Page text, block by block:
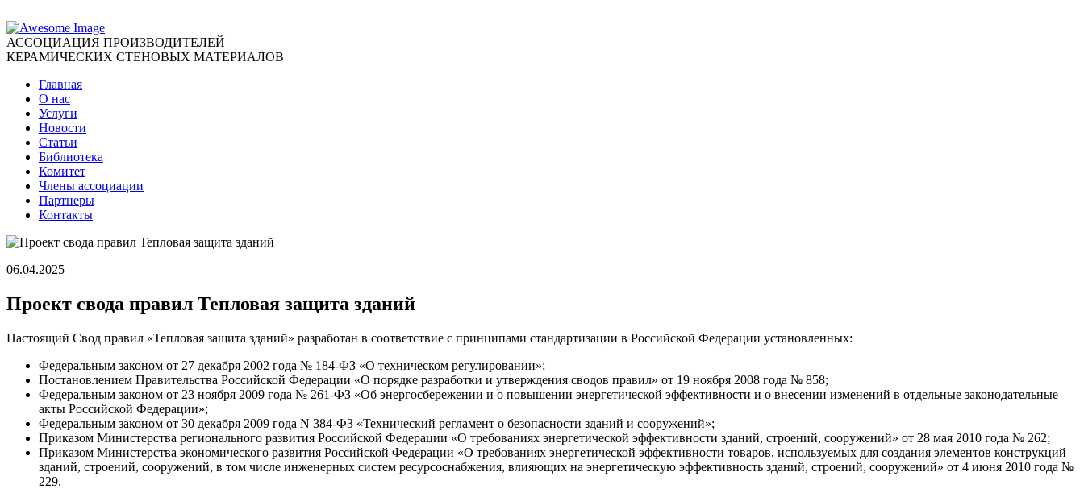
АССОЦИАЦИЯ ПРОИЗВОДИТЕЛЕЙ
КЕРАМИЧЕСКИХ СТЕНОВЫХ МАТЕРИАЛОВ
Главная
О нас
Услуги
Новости
Статьи
Библиотека
Комитет
Члены ассоциации
Партнеры
Контакты
06.04.2025
Проект свода правил Тепловая защита зданий
Настоящий Свод правил «Тепловая защита зданий» разработан в соответствие с принципами стандартизации в Российской Федерации установленных:
Федеральным законом от 27 декабря 2002 года № 184-ФЗ «О техническом регулировании»;
Постановлением Правительства Российской Федерации «О порядке разработки и утверждения сводов правил» от 19 ноября 2008 года № 858;
Федеральным законом от 23 ноября 2009 года № 261-ФЗ «Об энергосбережении и о повышении энергетической эффективности и о внесении изменений в отдельные законодательные
акты Российской Федерации»;
Федеральным законом от 30 декабря 2009 года N 384-ФЗ «Технический регламент о безопасности зданий и сооружений»;
Приказом Министерства регионального развития Российской Федерации «О требованиях энергетической эффективности зданий, строений, сооружений» от 28 мая 2010 года № 262;
Приказом Министерства экономического развития Российской Федерации «О требованиях энергетической эффективности товаров, используемых для создания элементов конструкций
зданий, строений, сооружений, в том числе инженерных систем ресурсоснабжения, влияющих на энергетическую эффективность зданий, строений, сооружений» от 4 июня 2010 года №
229.